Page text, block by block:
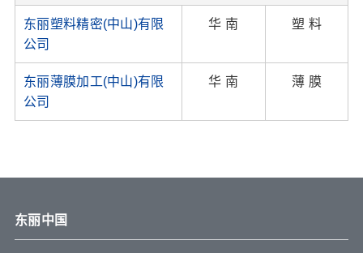
东丽塑料精密(中山)有限
公司
华 南 塑 料
东丽薄膜加工(中山)有限
公司
华 南 薄 膜
东丽中国